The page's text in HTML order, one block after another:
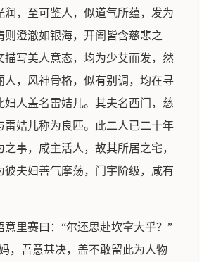
润，至可鉴人，似道气所蕴，发为
则澄澈如银海，开阖皆含慈悲之
描写美人意态，均为少艾而发，然
人，风神骨格，似有别调，均在寻
妇人盖名雷姞儿。其夫名西门，慈
雷姞儿称为良匹。此二人已二十年
事，咸主活人，故其所居之宅，
彼夫妇善气摩荡，门宇阶级，咸有
意里赛曰：“尔还思赴坎拿大乎？”
，吾意甚决，盖不敢留此为人物